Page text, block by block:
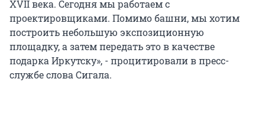
XVII века. Сегодня мы работаем с
проектировщиками. Помимо башни, мы хотим
построить небольшую экспозиционную
площадку, а затем передать это в качестве
подарка Иркутску», - процитировали в пресс-
службе слова Сигала.